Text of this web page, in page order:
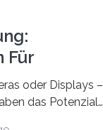
Für
oder Displays –
das Potenzial,